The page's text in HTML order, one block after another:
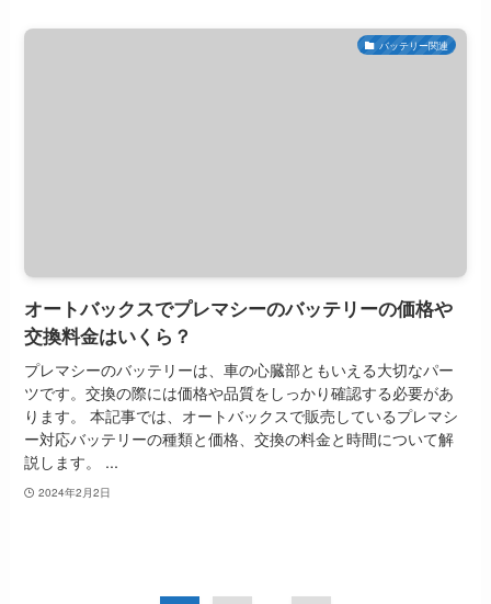
バッテリー関連
オートバックスでプレマシーのバッテリーの価格や
交換料金はいくら？
プレマシーのバッテリーは、車の心臓部ともいえる大切なパー
ツです。交換の際には価格や品質をしっかり確認する必要があ
ります。 本記事では、オートバックスで販売しているプレマシ
ー対応バッテリーの種類と価格、交換の料金と時間について解
説します。 ...
2024年2月2日